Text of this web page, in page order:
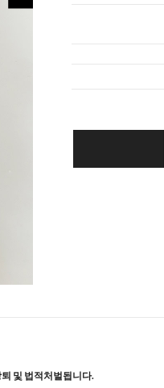
및 법적처벌됩니다.